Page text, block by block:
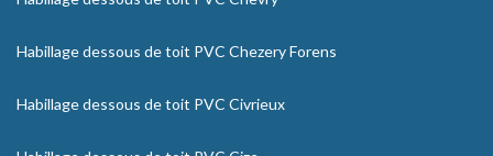
Habillage dessous de toit PVC Chezery Forens
Habillage dessous de toit PVC Civrieux